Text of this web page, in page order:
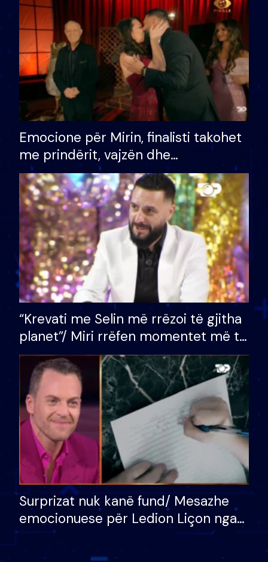
të fituar çmimin e madh
Emocione për Mirin, finalisti takohet
me prindërit, vajzën dhe
bashkëshorten: S’kemi ndonjë letër
divorci apo jo?
“Krevati me Selin më rrëzoi të gjitha
planet”/ Miri rrëfen momentet më të
bukura në shtëpinë e BB VIP: Do më
mungojë zilja e mëngjesit kur…
Surprizat nuk kanë fund/ Mesazhe
emocionuese për Ledion Liçon nga
nëna dhe fëmijët e tij, moderatori
nuk i mban dot lotët: Nuk meritoj…